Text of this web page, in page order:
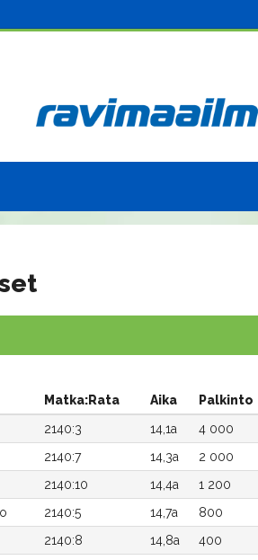
Matka:Rata Aika Palkinto
2140:3 14,1a 4 000
2140:7 14,3a 2 000
2140:10 14,4a 1 200
2140:5 14,7a 800
2140:8 14,8a 400